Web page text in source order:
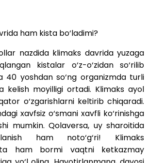
ham kista bo‘ladimi?
nazdida klimaks davrida yuzaga
kistalar o‘z-o‘zidan so‘rilib
40 yoshdan so‘ng organizmda turli
kelish moyilligi ortadi. Klimaks ayol
o‘zgarishlarni keltirib chiqaradi.
xavfsiz o‘smani xavfli ko‘rinishga
mumkin. Qolaversa, uy sharoitida
ham noto‘g‘ri! Klimaks
ham bormi vaqtni ketkazmay